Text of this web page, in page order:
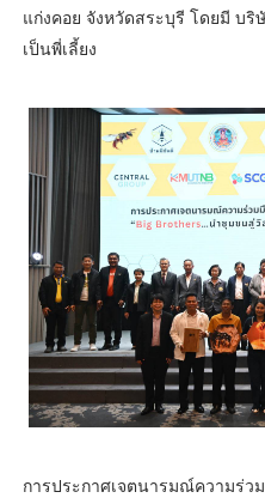
แก่งคอย จังหวัดสระบุรี โดยมี บริ
เป็นพี่เลี้ยง
การประกาศเจตนารมณ์ความร่ว